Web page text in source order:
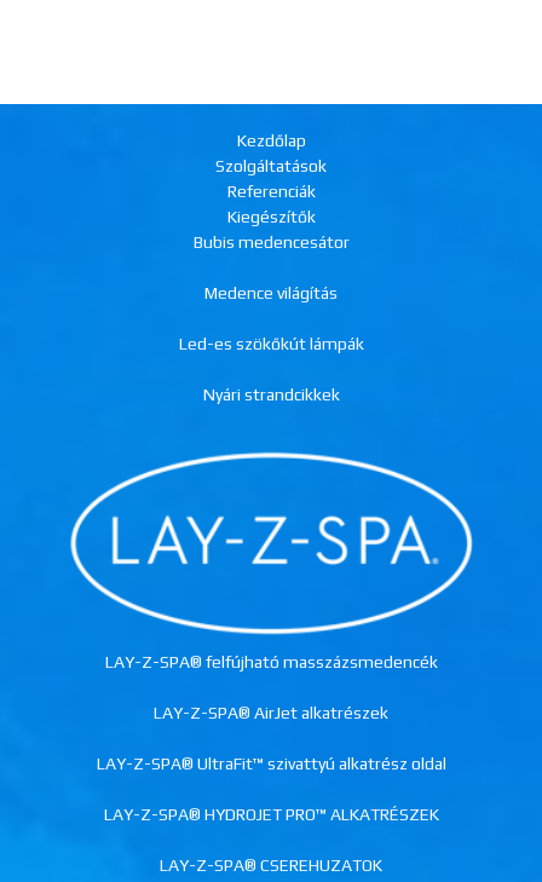
Kezdőlap
Szolgáltatások
Referenciák
Kiegészítők
Bubis medencesátor
Medence világítás
Led-es szökőkút lámpák
Nyári strandcikkek
LAY-Z-SPA® felfújható masszázsmedencék
LAY-Z-SPA® AirJet alkatrészek
LAY-Z-SPA® UltraFit™ szivattyú alkatrész oldal
LAY-Z-SPA® HYDROJET PRO™ ALKATRÉSZEK
LAY-Z-SPA® CSEREHUZATOK